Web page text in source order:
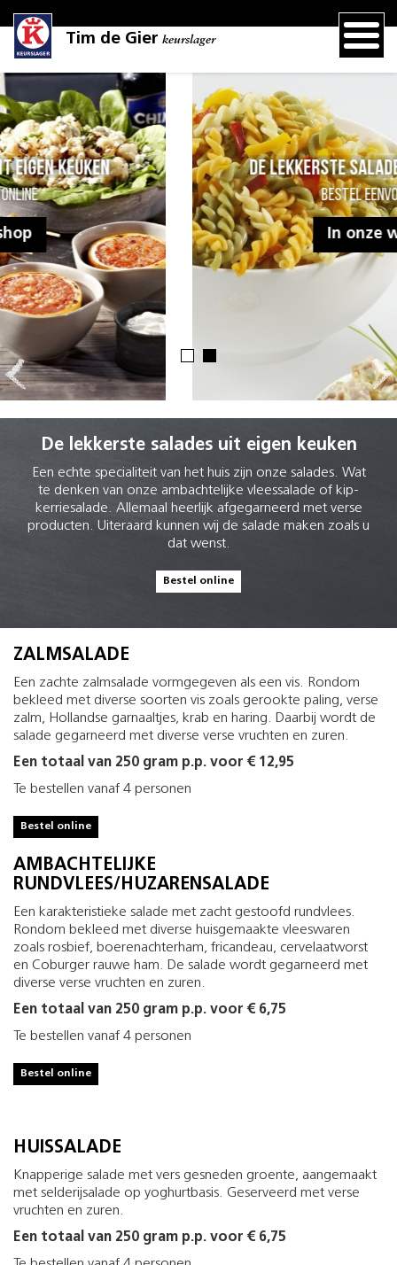
Tim de Gier keurslager
De lekkerste salades uit eigen keuken
Bestel eenvoudig online
In onze webshop
De lekkerste salades uit eigen keuken
Een echte specialiteit van het huis zijn onze salades. Wat
te denken van onze ambachtelijke vleessalade of kip-
kerriesalade. Allemaal heerlijk afgegarneerd met verse
producten. Uiteraard kunnen wij de salade maken zoals u
dat wenst.
Bestel online
ZALMSALADE
Een zachte zalmsalade vormgegeven als een vis. Rondom
bekleed met diverse soorten vis zoals gerookte paling, verse
zalm, Hollandse garnaaltjes, krab en haring. Daarbij wordt de
salade gegarneerd met diverse verse vruchten en zuren.
Een totaal van 250 gram p.p. voor € 12,95
Te bestellen vanaf 4 personen
Bestel online
AMBACHTELIJKE
RUNDVLEES­/HUZARENSALADE
Een karakteristieke salade met zacht gestoofd rundvlees.
Rondom bekleed met diverse huisgemaakte vleeswaren
zoals rosbief, boerenachterham, fricandeau, cervelaatworst
en Coburger rauwe ham. De salade wordt gegarneerd met
diverse verse vruchten en zuren.
Een totaal van 250 gram p.p. voor € 6,75
Te bestellen vanaf 4 personen
Bestel online
HUISSALADE
Knapperige salade met vers gesneden groente, aangemaakt
met selderijsalade op yoghurtbasis. Geserveerd met verse
vruchten en zuren.
Een totaal van 250 gram p.p. voor € 6,75